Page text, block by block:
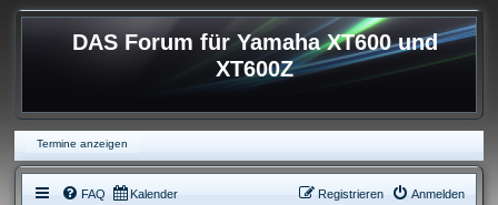
DAS Forum für Yamaha XT600 und
XT600Z
Termine anzeigen
FAQ Kalender Anmelden
Registrieren